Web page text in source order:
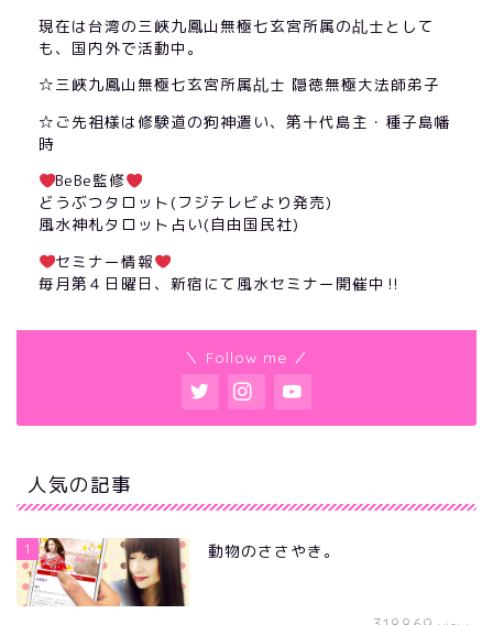
現在は台湾の三峽九鳳山無極七玄宮所属の乩士として
も、国内外で活動中。
☆三峽九鳳山無極七玄宮所属乩士 隠徳無極大法師弟子
☆ご先祖様は修験道の狗神遣い、第十代島主・種子島幡
時
BeBe監修
どうぶつタロット(フジテレビより発売)
風水神札タロット占い(自由国民社)
セミナー情報
毎月第４日曜日、新宿にて風水セミナー開催中‼︎
＼ Follow me ／
人気の記事
1 動物のささやき。